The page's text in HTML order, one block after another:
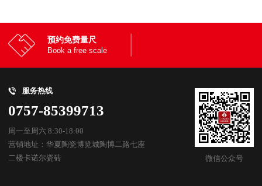
预约免费量尺
Book a free scale
服务热线
0757-85399713
周一至周六 8:30-18:00
营销地址：华夏陶瓷博览城陶博二路七座
二楼卡诺尔瓷砖
微信公众号